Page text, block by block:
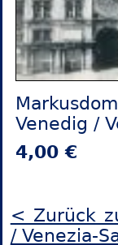
Venedig /
4,00 €
< Zurück
/ Venezia-